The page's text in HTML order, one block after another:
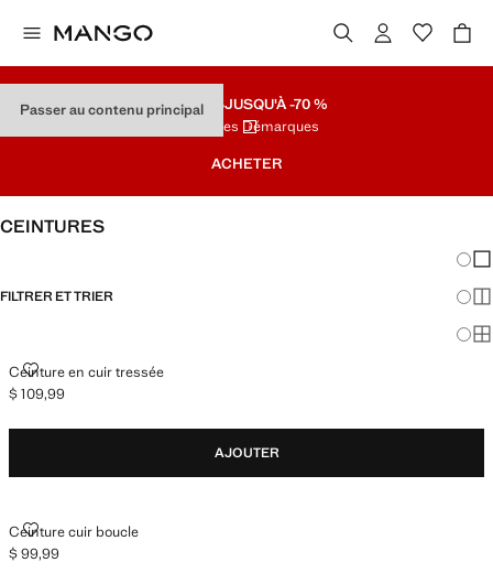
Passer au contenu principal
SOLDESJUSQU'À -70 %
Dernières Démarques
ACHETER
CEINTURES
FILTRER ET TRIER
Ceinture en cuir tressée
CEINTURE EN CUIR TRESSÉE
Prix actuel [$ 109,99 ]
$ 109,99
AJOUTER
Ceinture cuir boucle
CEINTURE CUIR BOUCLE
Prix actuel [$ 99,99 ]
$ 99,99